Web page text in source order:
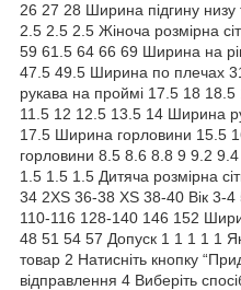
26 27 28 Ширина підгину
2.5 2.5 2.5 Жіноча розмірна
59 61.5 64 66 69 Ширина на
47.5 49.5 Ширина по плечах
рукава на проймі 17.5 18
11.5 12 12.5 13.5 14 Ширина
17.5 Ширина горловини 15.5
горловини 8.5 8.6 8.8 9 9.2
1.5 1.5 1.5 Дитяча розмірна
34 2XS 36-38 XS 38-40 Вік 3-
110-116 128-140 146 152
48 51 54 57 Допуск 1 1 1 1 1
товар 2 Натисніть кнопку
відправлення 4 Виберіть